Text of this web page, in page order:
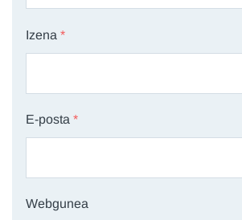
Izena *
E-posta *
Webgunea